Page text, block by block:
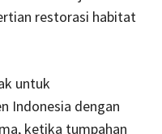
restorasi habitat
untuk
Indonesia dengan
ketika tumpahan